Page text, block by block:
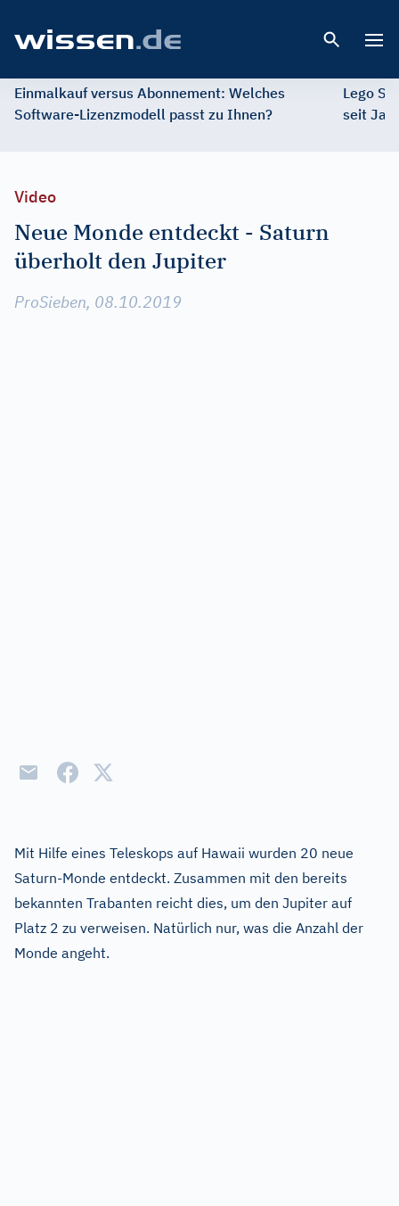
Einmalkauf versus Abonnement: Welches
Software-Lizenzmodell passt zu Ihnen?
Lego
seit
Video
Neue Monde entdeckt - Saturn
überholt den Jupiter
ProSieben, 08.10.2019
Mit Hilfe eines Teleskops auf Hawaii wurden 20 neue
Saturn-Monde entdeckt. Zusammen mit den bereits
bekannten Trabanten reicht dies, um den Jupiter auf
Platz 2 zu verweisen. Natürlich nur, was die Anzahl der
Monde angeht.